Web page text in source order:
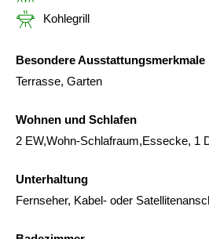
Kohlegrill
Besondere Ausstattungsmerkmale
Terrasse, Garten
Wohnen und Schlafen
2 EW,Wohn-Schlafraum,Essecke, 1
Unterhaltung
Fernseher, Kabel- oder